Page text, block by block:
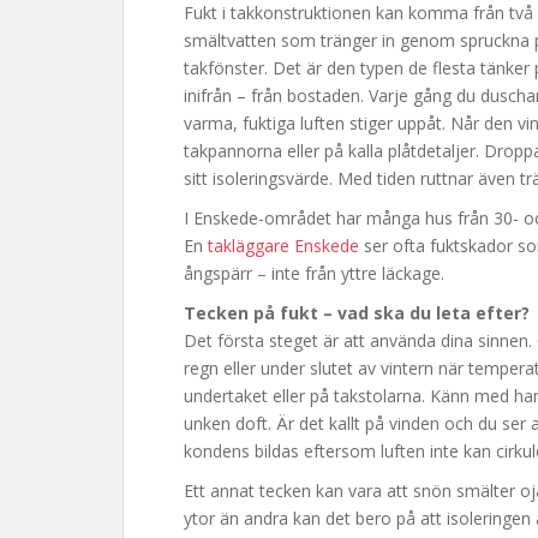
Fukt i takkonstruktionen kan komma från
smältvatten som tränger in genom
takfönster. Det är den typen de flesta
inifrån – från bostaden. Varje gång du
varma, fuktiga luften stiger uppåt. Når den
takpannorna eller på kalla plåtdetaljer.
sitt isoleringsvärde. Med tiden ruttnar även
I Enskede-området har många hus från 30-
Entakläggare Enskede ser ofta fuktskador
ångspärr – inte från yttre läckage.
Tecken på fukt – vad ska du leta efter?
Det första steget är att använda dina
regn eller under slutet av vintern när
undertaket eller på takstolarna. Känn med
unken doft. Är det kallt på vinden och du
kondens bildas eftersom luften inte kan
Ett annat tecken kan vara att snön smälter
ytor än andra kan det bero på att